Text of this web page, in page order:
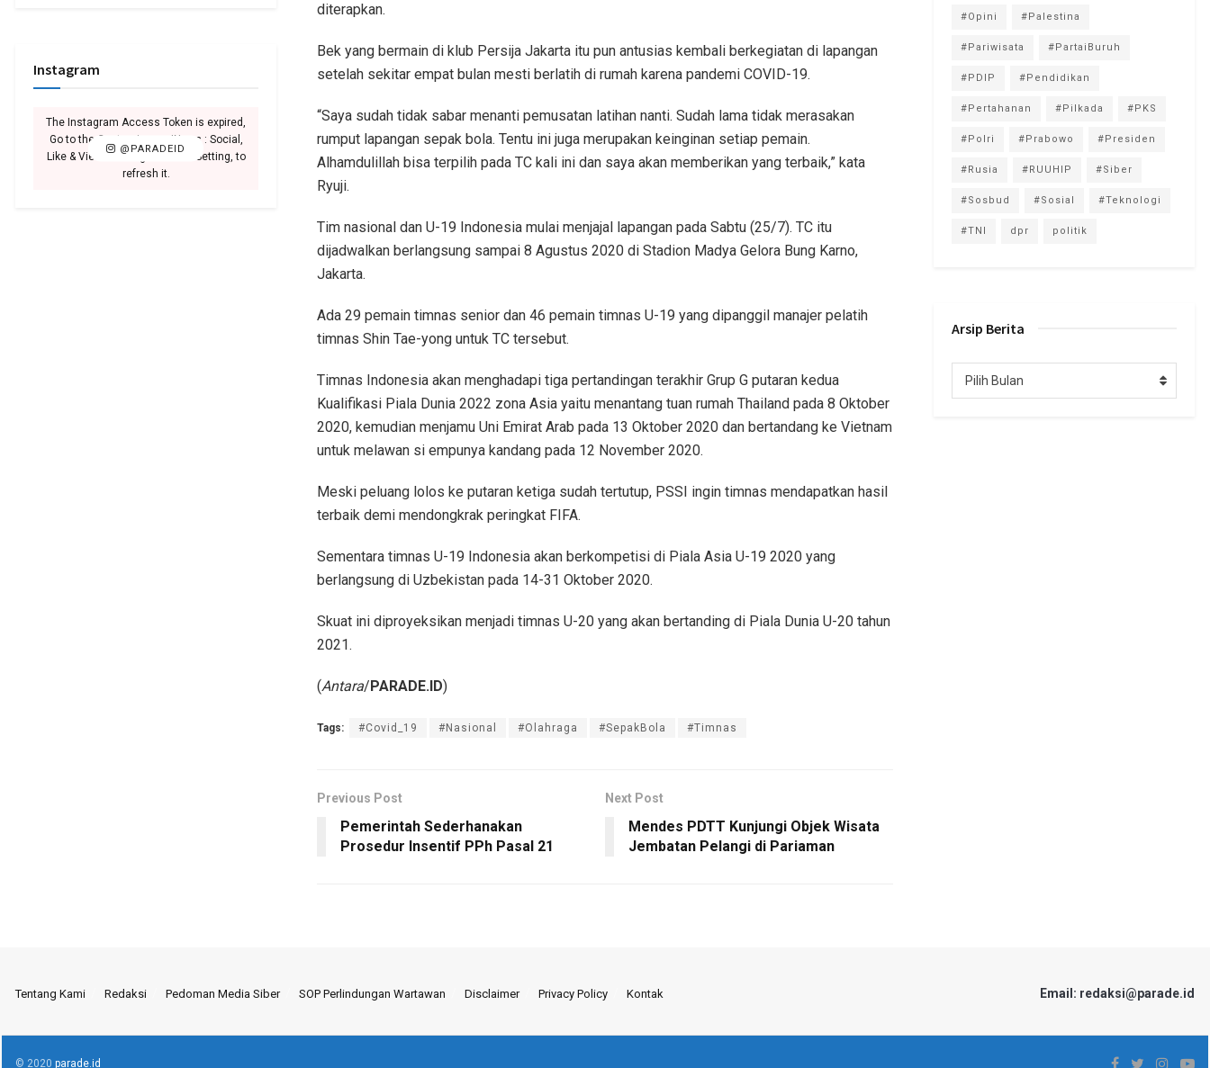
diterapkan.
Bek yang bermain di klub Persija Jakarta itu pun antusias kembali berkegiatan di lapangan
setelah sekitar empat bulan mesti berlatih di rumah karena pandemi COVID-19.
“Saya sudah tidak sabar menanti pemusatan latihan nanti. Sudah lama tidak merasakan
rumput lapangan sepak bola. Tentu ini juga merupakan keinginan setiap pemain.
Alhamdulillah bisa terpilih pada TC kali ini dan saya akan memberikan yang terbaik,” kata
Ryuji.
Tim nasional dan U-19 Indonesia mulai menjajal lapangan pada Sabtu (25/7). TC itu
dijadwalkan berlangsung sampai 8 Agustus 2020 di Stadion Madya Gelora Bung Karno,
Jakarta.
Ada 29 pemain timnas senior dan 46 pemain timnas U-19 yang dipanggil manajer pelatih
timnas Shin Tae-yong untuk TC tersebut.
Timnas Indonesia akan menghadapi tiga pertandingan terakhir Grup G putaran kedua
Kualifikasi Piala Dunia 2022 zona Asia yaitu menantang tuan rumah Thailand pada 8 Oktober
2020, kemudian menjamu Uni Emirat Arab pada 13 Oktober 2020 dan bertandang ke Vietnam
untuk melawan si empunya kandang pada 12 November 2020.
Meski peluang lolos ke putaran ketiga sudah tertutup, PSSI ingin timnas mendapatkan hasil
terbaik demi mendongkrak peringkat FIFA.
Sementara timnas U-19 Indonesia akan berkompetisi di Piala Asia U-19 2020 yang
berlangsung di Uzbekistan pada 14-31 Oktober 2020.
Skuat ini diproyeksikan menjadi timnas U-20 yang akan bertanding di Piala Dunia U-20 tahun
2021.
(Antara/PARADE.ID)
Tags: #Covid_19 #Nasional #Olahraga #SepakBola #Timnas
Previous Post
Pemerintah Sederhanakan
Prosedur Insentif PPh Pasal 21
Next Post
Mendes PDTT Kunjungi Objek Wisata
Jembatan Pelangi di Pariaman
Instagram
@PARADEID
The Instagram Access Token is expired,
Go to the Customizer > JNews : Social,
Like & View > Instagram Feed Setting, to
refresh it.
#Opini #Palestina
#Pariwisata #PartaiBuruh
#PDIP #Pendidikan
#Pertahanan #Pilkada #PKS
#Polri #Prabowo #Presiden
#Rusia #RUUHIP #Siber
#Sosbud #Sosial #Teknologi
#TNI dpr politik
Arsip Berita
Pilih Bulan
Tentang Kami Redaksi Pedoman Media Siber SOP Perlindungan Wartawan Disclaimer Privacy Policy Kontak Email: redaksi@parade.id
© 2020 parade.id